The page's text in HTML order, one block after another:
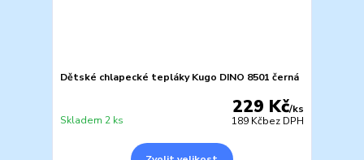
Dětské chlapecké tepláky Kugo DINO 8501 černá
229 Kč/ks
189 Kčbez DPH
Skladem 2 ks